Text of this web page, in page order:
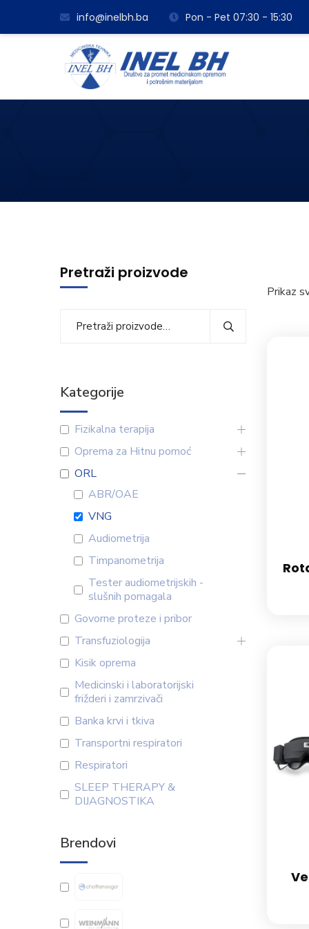
info@inelbh.ba Pon - Pet 07:30 - 15:30
Prikaz
Pretraži proizvode
Kategorije
Fizikalna terapija
Oprema za Hitnu pomoć
ORL
ABR/OAE
VNG
Audiometrija
Timpanometrija
Tester audiometrijskih -
slušnih pomagala
Govorne proteze i pribor
Transfuziologija
Kisik oprema
Medicinski i laboratorijski
frižderi i zamrzivači
Banka krvi i tkiva
Transportni respiratori
Respiratori
SLEEP THERAPY &
DIJAGNOSTIKA
Brendovi